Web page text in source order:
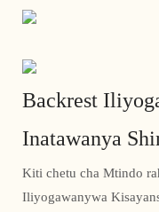
Backrest
Inatawanya
Kiti chetu cha Mtindo
Iliyogawanywa